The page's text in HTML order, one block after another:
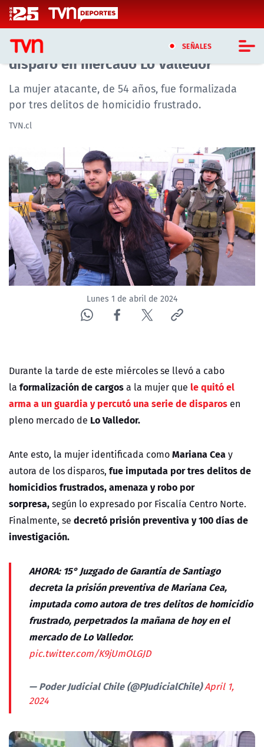
Click acá para ir directamente al contenido
SEÑALES
CASTING MASTERCHEF CHILE
CASTING TVN VERTICAL
TVN PLAY
PROGRAMAS
TELESERIES
NTV
ACTUALIDAD Y TENDENCIAS
CORPORATIVO Y TRANSPARENCIA
ÁREA DE PROYECTOS
Prisión preventiva para mujer que
disparó en mercado Lo Valledor
La mujer atacante, de 54 años, fue formalizada
por tres delitos de homicidio frustrado.
TVN.cl
Lunes 1 de abril de 2024
Durante la tarde de este miércoles se llevó a cabo
la formalización de cargosa la mujer que le quitó el
arma a un guardia y percutó una serie de disparos en
pleno mercado de Lo Valledor.
Ante esto, la mujer identificada comoMariana Ceay
autora de los disparos, fue imputada por tres delitos de
homicidios frustrados, amenaza y robo por
sorpresa,según lo expresado por Fiscalía Centro Norte.
Finalmente, se decretó prisión preventiva y 100 días de
investigación.
AHORA: 15° Juzgado de Garantía de Santiago
decreta la prisión preventiva de Mariana Cea,
imputada como autora de tres delitos de homicidio
frustrado, perpetrados la mañana de hoy en el
mercado de Lo Valledor.
pic.twitter.com/K9jUmOLGJD
— Poder Judicial Chile (@PJudicialChile)April 1,
2024